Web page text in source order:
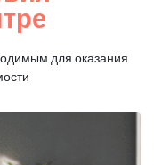
для оказания